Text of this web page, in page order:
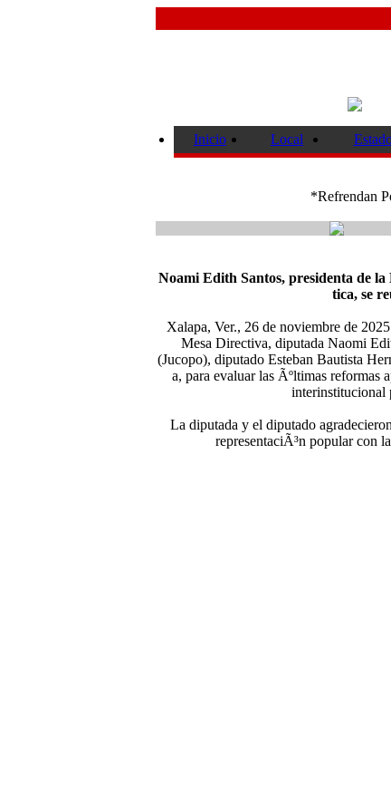
Inicio Local
*Refrendan
Noami Edith Santos, presidenta de
tica, se
Xalapa, Ver., 26 de noviembre de
Mesa Directiva, diputada Naomi
(Jucopo), diputado Esteban Bautista
a, para evaluar las Ãºltimas reformas
interinstitucional
La diputada y el diputado
representaciÃ³n popular con